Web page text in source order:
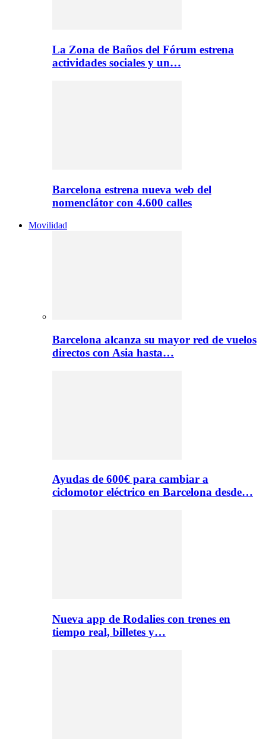
La Zona de Baños del Fórum estrena
actividades sociales y un…
Barcelona estrena nueva web del
nomenclátor con 4.600 calles
Movilidad
Barcelona alcanza su mayor red de vuelos
directos con Asia hasta…
Ayudas de 600€ para cambiar a
ciclomotor eléctrico en Barcelona desde…
Nueva app de Rodalies con trenes en
tiempo real, billetes y…